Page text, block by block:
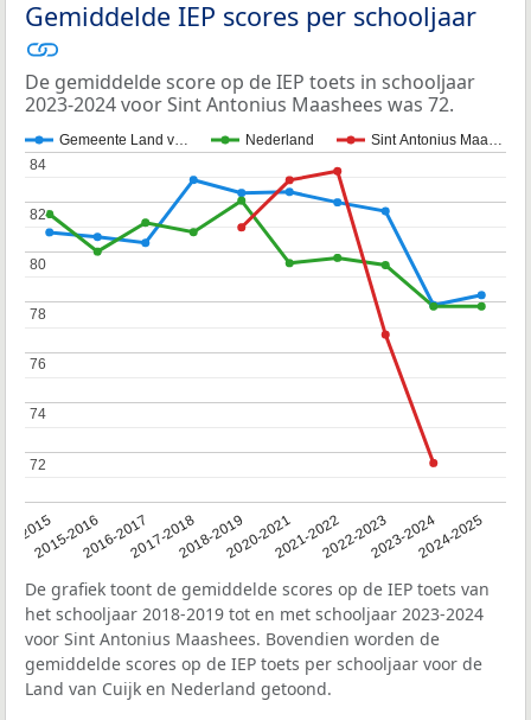
Gemiddelde IEP scores per schooljaar
De gemiddelde score op de IEP toets in schooljaar
2023-2024 voor Sint Antonius Maashees was 72.
Gemeente Land v… Nederland Sint Antonius Maa…
2015
2015-20162016-20172017-20182018-20192020-20212021-20222022-20232023-20242024-2025
72
72
74
74
76
76
78
78
80
80
82
82
84
84
De grafiek toont de gemiddelde scores op de IEP toets van
het schooljaar 2018-2019 tot en met schooljaar 2023-2024
voor Sint Antonius Maashees. Bovendien worden de
gemiddelde scores op de IEP toets per schooljaar voor de
Land van Cuijk en Nederland getoond.